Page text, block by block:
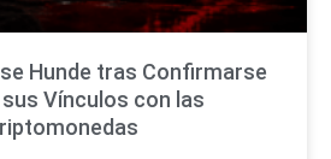
se Hunde tras Confirmarse
sus Vínculos con las